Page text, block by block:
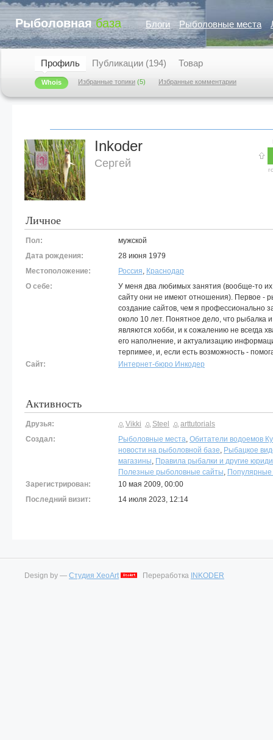
Рыболовная база Блоги Рыболовные места
Профиль
Whois Избранные топики (5) Избранные комментарии
Публикации (194) Товар
Inkoder
Сергей
Личное
Пол:
мужской
Дата рождения:
28 июня 1979
Местоположение:
Россия, Краснодар
О себе:
У меня два любимых занятия (вообще-то
сайту они не имеют отношения). Первое -
создание сайтов, чем я профессионально
около 10 лет. Понятное дело, что рыбалка
являются хобби, и к сожалению не всегда
его наполнение, и актуализацию
терпимее, и, если есть возможность -
Сайт:
Интернет-бюро Инкодер
Активность
Друзья: Vikki Steel
arttutorials
Создал:
Рыболовные места, Обитатели водоемов
новости на рыболовной базе, Рыбацкое
магазины, Правила рыбалки и другие
Полезные рыболовные сайты, Популярные
Зарегистрирован:
10 мая 2009, 00:00
Последний визит:
14 июля 2023, 12:14
Design by — Студия XeoArt Переработка INKODER